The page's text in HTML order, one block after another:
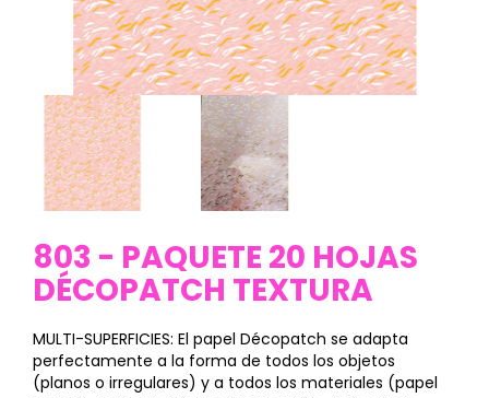
803 - PAQUETE 20 HOJAS
DÉCOPATCH TEXTURA
MULTI-SUPERFICIES: El papel Décopatch se adapta
perfectamente a la forma de todos los objetos
(planos o irregulares) y a todos los materiales (papel